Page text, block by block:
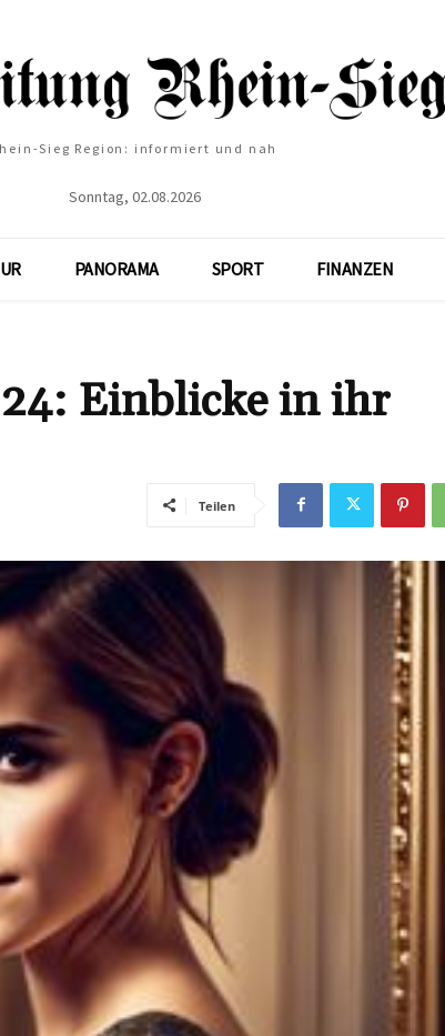
Sieg Region: informiert und nah
Sonntag, 02.08.2026
PANORAMA SPORT FINANZEN
Einblicke in ihr
Teilen